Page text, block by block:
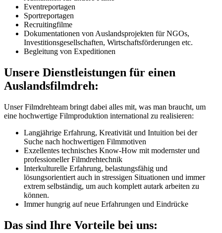
Eventreportagen
Sportreportagen
Recruitingfilme
Dokumentationen von Auslandsprojekten für NGOs,
Investitionsgesellschaften, Wirtschaftsförderungen etc.
Begleitung von Expeditionen
Unsere Dienstleistungen für einen
Auslandsfilmdreh:
Unser Filmdrehteam bringt dabei alles mit, was man braucht, um
eine hochwertige Filmproduktion international zu realisieren:
Langjährige Erfahrung, Kreativität und Intuition bei der
Suche nach hochwertigen Filmmotiven
Exzellentes technisches Know-How mit modernster und
professioneller Filmdrehtechnik
Interkulturelle Erfahrung, belastungsfähig und
lösungsorientiert auch in stressigen Situationen und immer
extrem selbständig, um auch komplett autark arbeiten zu
können.
Immer hungrig auf neue Erfahrungen und Eindrücke
Das sind Ihre Vorteile bei uns: